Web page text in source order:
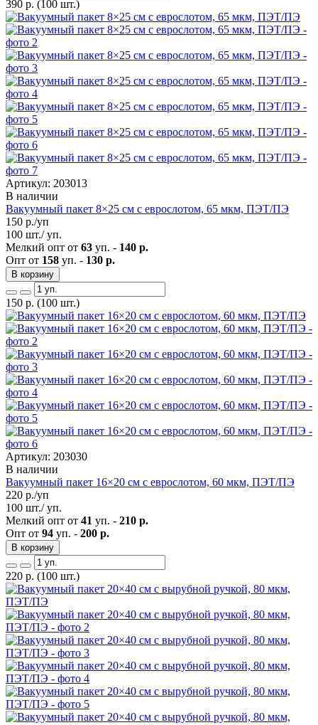
390 р. (100 шт.)
Артикул: 203013
В наличии
Вакуумный пакет 8×25 см с еврослотом, 65 мкм, ПЭТ/ПЭ
150 р./уп
100 шт./ уп.
Мелкий опт от 63 уп. - 140 р.
Опт от 158 уп. - 130 р.
В корзину
150 р. (100 шт.)
Артикул: 203030
В наличии
Вакуумный пакет 16×20 см с еврослотом, 60 мкм, ПЭТ/ПЭ
220 р./уп
100 шт./ уп.
Мелкий опт от 41 уп. - 210 р.
Опт от 94 уп. - 200 р.
В корзину
220 р. (100 шт.)